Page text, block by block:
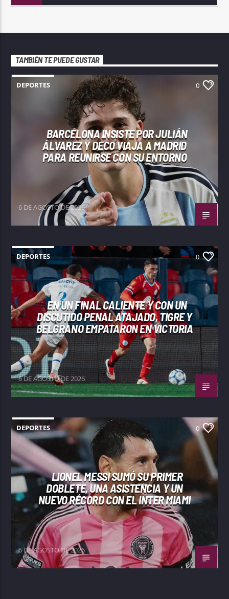
TAMBIÉN TE PUEDE GUSTAR
DEPORTES 0
BARCELONA INSISTE POR JULIÁN
ÁLVAREZ Y DECO VIAJA A MADRID
PARA REUNIRSE CON SU ENTORNO
6 DE AGOSTO DE 2026
DEPORTES 0
EN UN FINAL CALIENTE Y CON UN
DISCUTIDO PENAL ATAJADO, TIGRE Y
BELGRANO EMPATARON EN VICTORIA
6 DE AGOSTO DE 2026
DEPORTES 0
LIONEL MESSI SUMÓ SU PRIMER
DOBLETE, UNA ASISTENCIA Y UN
NUEVO RÉCORD CON EL INTER MIAMI
6 DE AGOSTO DE 2026